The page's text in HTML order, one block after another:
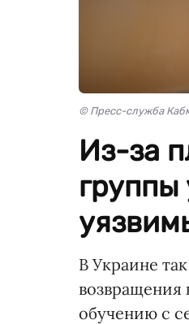
© Пресс-служба
Из-за
группы
В Украине
обучению с